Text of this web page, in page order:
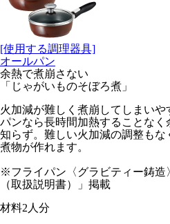
[使用する調理器具]
オールパン
余熱で煮崩さない
「じゃがいものそぼろ煮」
火加減が難しく煮崩してしまい
パンなら長時間加熱することな
知らず。難しい火加減の調整も
煮物が作れます。
※フライパン〈グラビティー鋳造
（取扱説明書）」掲載
材料2人分